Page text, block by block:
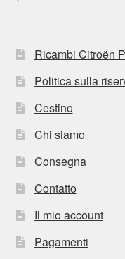
Ricambi Citroën
Politica sulla
Cestino
Chi siamo
Consegna
Contatto
Il mio account
Pagamenti